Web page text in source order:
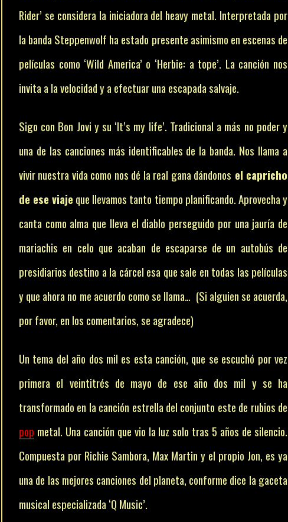
Rider’ se considera la iniciadora del heavy metal. Interpretada por
la banda Steppenwolf ha estado presente asimismo en escenas de
películas como ‘Wild America’ o ‘Herbie: a tope’. La canción nos
invita a la velocidad y a efectuar una escapada salvaje.
Sigo con Bon Jovi y su ‘It’s my life’. Tradicional a más no poder y
una de las canciones más identificables de la banda. Nos llama a
vivir nuestra vida como nos dé la real gana dándonos el capricho
de ese viaje que llevamos tanto tiempo planificando. Aprovecha y
canta como alma que lleva el diablo perseguido por una jauría de
mariachis en celo que acaban de escaparse de un autobús de
presidiarios destino a la cárcel esa que sale en todas las películas
y que ahora no me acuerdo como se llama… (Si alguien se acuerda,
por favor, en los comentarios, se agradece)
Un tema del año dos mil es esta canción, que se escuchó por vez
primera el veintitrés de mayo de ese año dos mil y se ha
transformado en la canción estrella del conjunto este de rubios de
pop metal. Una canción que vio la luz solo tras 5 años de silencio.
Compuesta por Richie Sambora, Max Martin y el propio Jon, es ya
una de las mejores canciones del planeta, conforme dice la gaceta
musical especializada ‘Q Music’.